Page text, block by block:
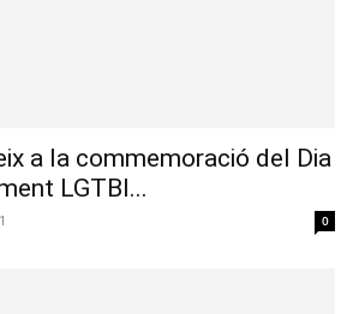
a la commemoració del Dia
LGTBI...
0